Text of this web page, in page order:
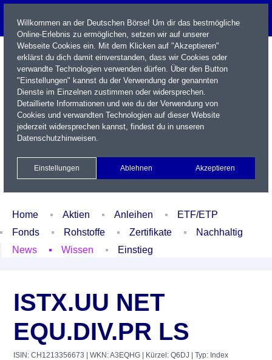
Name / WKN / ISIN / Kürzel
Xetra Realtime
Watchlist Portfolio Login
Home Aktien Anleihen
ETF/ETP
Fonds
Rohstoffe Zertifikate
Nachhaltig
News
Wissen Einstieg
ISTX.UU NET
EQU.DIV.PR LS
ISIN: CH1213356673 | WKN: A3EQHG | Kürzel: Q6DJ | Typ: Index
Willkommen an der Deutschen Börse! Um dir das bestmögliche
Online-Erlebnis zu ermöglichen, setzen wir auf unserer
Webseite Cookies ein. Mit dem Klicken auf "Akzeptieren"
erklärst du dich damit einverstanden, dass wir Cookies oder
verwandte Technologien verwenden dürfen. Über den Button
"Einstellungen" kannst du der Verwendung der genannten
Dienste im Einzelnen zustimmen oder widersprechen.
Detaillierte Informationen und wie du der Verwendung von
Cookies und verwandten Technologien auf dieser Website
jederzeit widersprechen kannst, findest du in unseren
Datenschutzhinweisen.
Einstellungen Ablehnen Akzeptieren